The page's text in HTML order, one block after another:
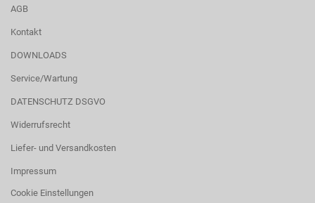
AGB
Kontakt
DOWNLOADS
Service/Wartung
DATENSCHUTZ DSGVO
Widerrufsrecht
Liefer- und Versandkosten
Impressum
Cookie Einstellungen